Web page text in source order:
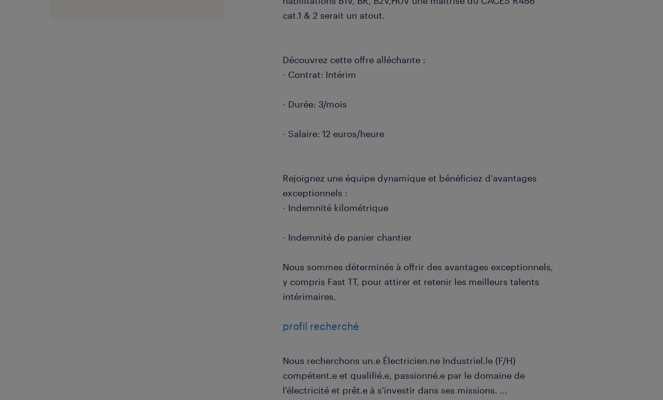
cat.1 & 2 serait un atout.
Découvrez cette offre alléchante :
- Contrat: Intérim
- Durée: 3/mois
- Salaire: 12 euros/heure
Rejoignez une équipe dynamique et bénéficiez d'avantages
exceptionnels :
- Indemnité kilométrique
- Indemnité de panier chantier
Nous sommes déterminés à offrir des avantages exceptionnels,
y compris Fast TT, pour attirer et retenir les meilleurs talents
intérimaires.
profil recherché
Nous recherchons un.e Électricien.ne Industriel.le (F/H)
compétent.e et qualifié.e, passionné.e par le domaine de
l'électricité et prêt.e à s'investir dans ses missions. ...